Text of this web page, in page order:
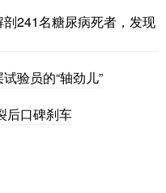
241名糖尿病死者，发现
验员的“轴劲儿”
后口碑刹车